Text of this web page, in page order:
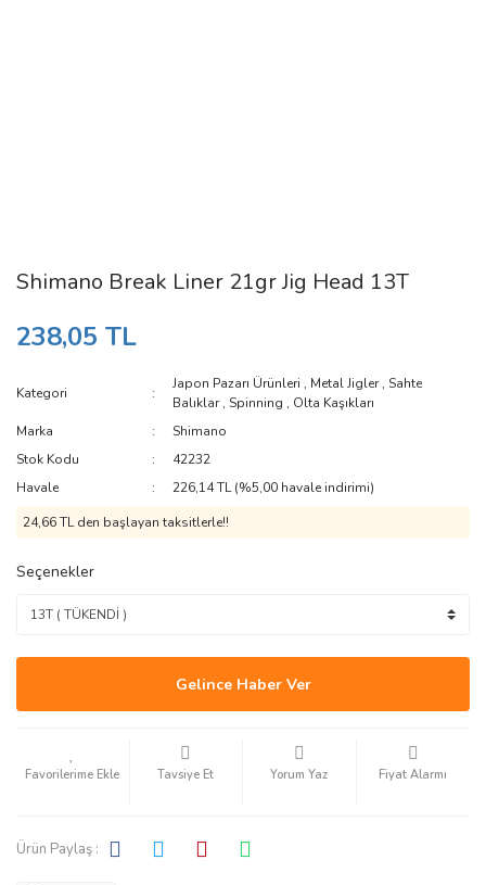
Shimano Break Liner 21gr Jig Head 13T
238,05 TL
Kategori
Japon Pazarı Ürünleri , Metal Jigler,Sahte
Balıklar,Spinning , Olta Kaşıkları
Marka
Shimano
Stok Kodu
42232
Havale
226,14 TL (%5,00 havale indirimi)
24,66 TL den başlayan taksitlerle!!
Seçenekler
Gelince Haber Ver
Tavsiye Et Yorum Yaz Fiyat Alarmı
Ürün Paylaş :